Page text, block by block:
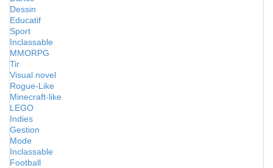
Dessin
Educatif
Sport
Inclassable
MMORPG
Tir
Visual novel
Rogue-Like
Minecraft-like
LEGO
Indies
Gestion
Mode
Inclassable
Football